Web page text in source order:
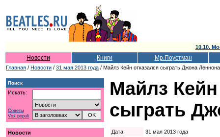
10.10.
Новости Книги Мр.Поустман
Главная / Новости / 31 мая 2013 года / Майлз Кейн отказался сыграть Джона Леннона
Поиск
Искать:
Советы
Vox populi
Новости
Майлз Кейн
сыграть
Дата:
31 мая 2013 года